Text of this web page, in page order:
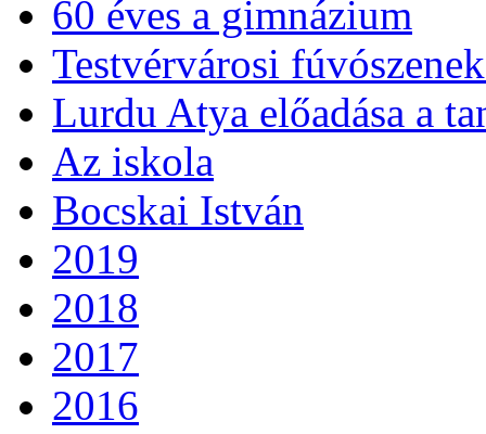
60 éves a gimnázium
Testvérvárosi
Lurdu Atya előadása a
Az iskola
Bocskai István
2019
2018
2017
2016